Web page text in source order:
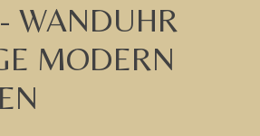
WANDUHR
MODERN